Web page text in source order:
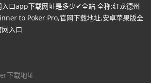
口app下载网址是多少✔全站,全称:红龙德州
to Poker Pro,官网下载地址,安卓苹果版全
入口
下载地址